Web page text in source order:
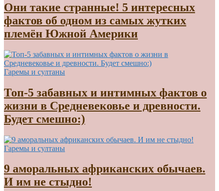
Они такие странные! 5 интересных
фактов об одном из самых жутких
племён Южной Америки
Гаремы и султаны
Топ-5 забавных и интимных фактов о
жизни в Средневековье и древности.
Будет смешно:)
Гаремы и султаны
9 аморальных африканских обычаев.
И им не стыдно!